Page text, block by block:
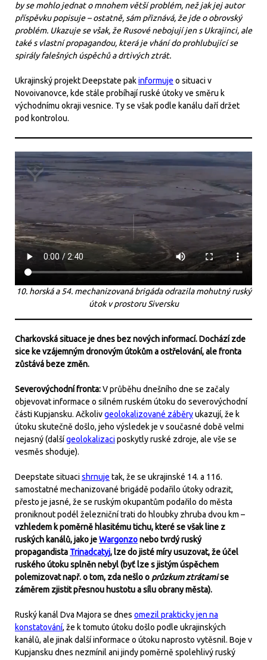
by se mohlo jednat o mnohem větší problém, než jak jej autor
příspěvku popisuje – ostatně, sám přiznává, že jde o obrovský
problém. Ukazuje se však, že Rusové nebojují jen s Ukrajinci, ale
také s vlastní propagandou, která je vhání do prohlubující se
spirály falešných úspěchů a drtivých ztrát.
Ukrajinský projekt Deepstate pakinformuje o situaci v
Novoivanovce, kde stále probíhají ruské útoky ve směru k
východnímu okraji vesnice. Ty se však podle kanálu daří držet
pod kontrolou.
10. horská a 54. mechanizovaná brigáda odrazila mohutný ruský
útok v prostoru Siversku
Charkovská situace je dnes bez nových informací. Dochází zde
sice ke vzájemným dronovým útokům a ostřelování, ale fronta
zůstává beze změn.
Severovýchodní fronta:V průběhu dnešního dne se začaly
objevovat informace o silném ruském útoku do severovýchodní
části Kupjansku. Ačkolivgeolokalizované záběryukazují, že k
útoku skutečně došlo, jeho výsledek je v současné době velmi
nejasný (dalšígeolokalizaciposkytly ruské zdroje, ale vše se
vesměs shoduje).
Deepstate situacishrnuje tak, že se ukrajinské 14. a 116.
samostatné mechanizované brigádě podařilo útoky odrazit,
přesto je jasné, že se ruským okupantům podařilo do města
proniknout podél železniční trati do hloubky zhruba dvou km –
vzhledem k poměrně hlasitému tichu, které se však line z
ruských kanálů, jako jeWargonzonebo tvrdý ruský
propagandista Trinadcatyj, lze do jisté míry usuzovat, že účel
ruského útoku splněn nebyl (byť lze s jistým úspěchem
polemizovat např. o tom, zda nešlo o průzkum ztrátamise
záměrem zjistit přesnou hustotu a sílu obrany města).
Ruský kanál Dva Majora se dnes omezil prakticky jen na
konstatování, že k tomuto útoku došlo podle ukrajinských
kanálů, ale jinak další informace o útoku naprosto vytěsnil. Boje v
Kupjansku dnes nezmínil ani jindy poměrně spolehlivý ruský